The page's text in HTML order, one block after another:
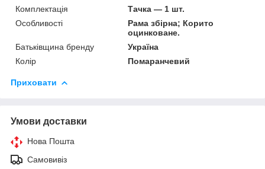
Комплектація
Тачка — 1 шт.
Особливості
Рама збірна; Корито
оцинковане.
Батьківщина бренду
Україна
Колір
Помаранчевий
Приховати
Умови доставки
Нова Пошта
Самовивіз